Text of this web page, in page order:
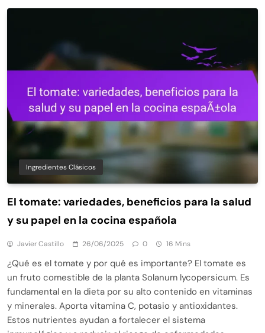
Ingredientes Clásicos
El tomate: variedades, beneficios para la salud
y su papel en la cocina española
Javier Castillo 26/06/2025 0 16 Mins
¿Qué es el tomate y por qué es importante? El tomate es
un fruto comestible de la planta Solanum lycopersicum. Es
fundamental en la dieta por su alto contenido en vitaminas
y minerales. Aporta vitamina C, potasio y antioxidantes.
Estos nutrientes ayudan a fortalecer el sistema